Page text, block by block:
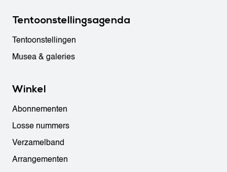
Tentoonstellingsagenda
Tentoonstellingen
Musea & galeries
Winkel
Abonnementen
Losse nummers
Verzamelband
Arrangementen